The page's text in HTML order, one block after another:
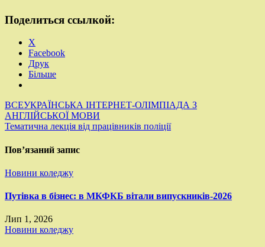
Поделиться ссылкой:
X
Facebook
Друк
Більше
Навігація
записів
ВСЕУКРАЇНСЬКА ІНТЕРНЕТ-ОЛІМПІАДА З
АНГЛІЙСЬКОЇ МОВИ
Тематична лекція від працівників поліції
Пов’язаний запис
Новини коледжу
Путівка в бізнес: в МКФКБ вітали випускників-2026
Лип 1, 2026
Новини коледжу